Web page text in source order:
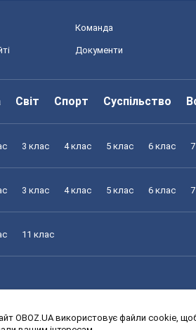
Команда
Документи
Світ Спорт Суспільство
3 клас 4 клас 5 клас 6 клас
3 клас 4 клас 5 клас 6 клас
11 клас
3 клас 4 клас 5 клас 6 клас
OBOZ.UA використовує файли cookie,